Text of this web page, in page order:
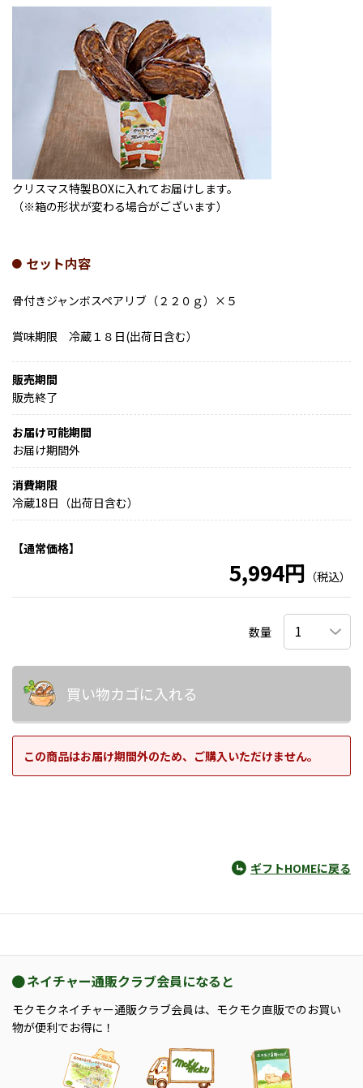
クリスマス特製BOXに入れてお届けします。
（※箱の形状が変わる場合がございます）
セット内容
骨付きジャンボスペアリブ（２２０ｇ）×５
賞味期限 冷蔵１８日(出荷日含む）
販売期間
販売終了
お届け可能期間
お届け期間外
消費期限
冷蔵18日（出荷日含む）
【通常価格】
5,994円 （税込）
数量
買い物カゴに入れる
この商品はお届け期間外のため、ご購入いただけません。
ギフトHOMEに戻る
ネイチャー通販クラブ会員になると
モクモクネイチャー通販クラブ会員は、モクモク直販でのお買い
物が便利でお得に！